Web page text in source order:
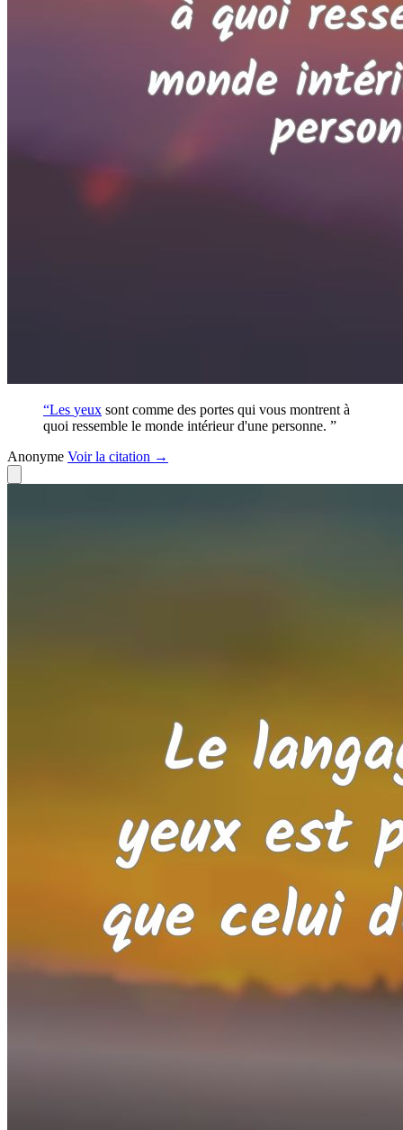
“Les yeux sont comme des portes qui vous montrent à
quoi ressemble le monde intérieur d'une personne. ”
Anonyme Voirla citation →